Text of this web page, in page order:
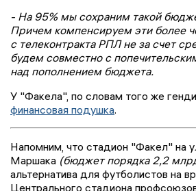
- На 95% мы сохраним такой
Причем компенсируем эти более
с телеконтракта РПЛ не за счет
будем совместно с
над пополнением бюджета.
У "Факела", по словам того же
финансовая подушка.
Напомним, что стадион "Факел" на
Маршака (бюджет порядка 2,2
альтернатива для футболистов на
Центрального стадиона